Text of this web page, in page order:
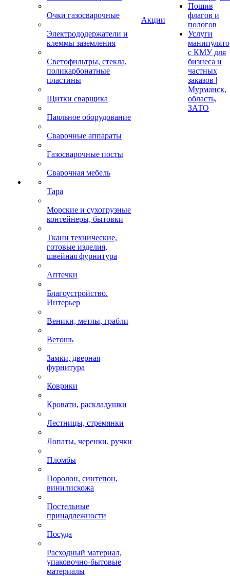
Очки газосварочные
Электрододержатели и
клеммы заземления
Светофильтры, стекла,
поликарбонатные
пластины
Щитки сварщика
Паяльное оборудование
Сварочные аппараты
Газосварочные посты
Сварочная мебель
Тара
Морские и сухогрузные
контейнеры, бытовки
Ткани технические,
готовые изделия,
швейная фурнитура
Аптечки
Благоустройство.
Интерьер
Веники, метлы, грабли
Ветошь
Замки, дверная
фурнитура
Коврики
Кровати, раскладушки
Лестницы, стремянки
Лопаты, черенки, ручки
Пломбы
Поролон, синтепон,
винилискожа
Постельные
принадлежности
Посуда
Расходный материал,
упаковочно-бытовые
материалы
Акции
Пошив
флагов и
пологов
Услуги
с КМУ для
бизнеса и
частных
заказов |
Мурманск,
область,
ЗАТО